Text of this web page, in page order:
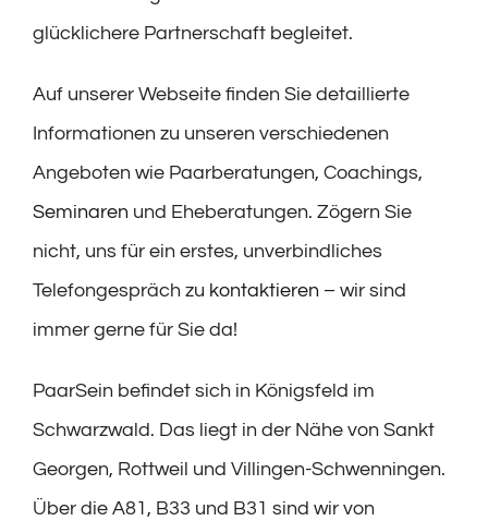
glücklichere Partnerschaft begleitet.
Auf unserer Webseite finden Sie detaillierte
Informationen zu unseren verschiedenen
Angeboten wie Paarberatungen, Coachings,
Seminaren und Eheberatungen. Zögern Sie
nicht, uns für ein erstes, unverbindliches
Telefongespräch zu kontaktieren – wir sind
immer gerne für Sie da!
PaarSein befindet sich in Königsfeld im
Schwarzwald. Das liegt in der Nähe von Sankt
Georgen, Rottweil und Villingen-Schwenningen.
Über die A81, B33 und B31 sind wir von